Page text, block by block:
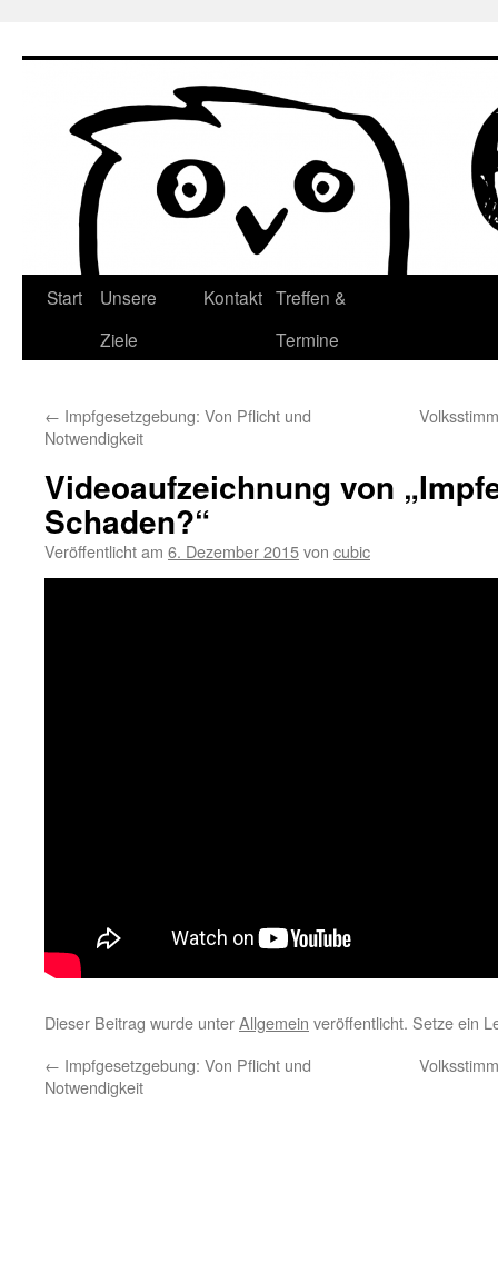
Start
Unsere
Ziele
Kontakt Treffen &
Termine
← Impfgesetzgebung: Von Pflicht und
Notwendigkeit
Videoaufzeichnung von
Schaden?“
Veröffentlicht am 6. Dezember 2015von cubic
Dieser Beitrag wurde unterAllgemein veröffentlicht. Setze ein
← Impfgesetzgebung: Von Pflicht und
Notwendigkeit